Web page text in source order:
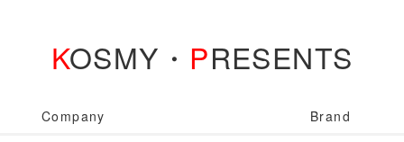
KOSMY・ PRESENTS
Company Brand